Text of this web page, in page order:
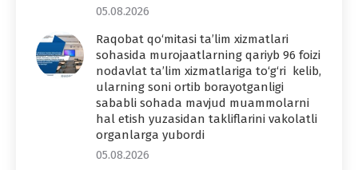
05.08.2026
Raqobat qo‘mitasi ta’lim xizmatlari
sohasida murojaatlarning qariyb 96 foizi
nodavlat ta’lim xizmatlariga to‘g‘ri kelib,
ularning soni ortib borayotganligi
sababli sohada mavjud muammolarni
hal etish yuzasidan takliflarini vakolatli
organlarga yubordi
05.08.2026